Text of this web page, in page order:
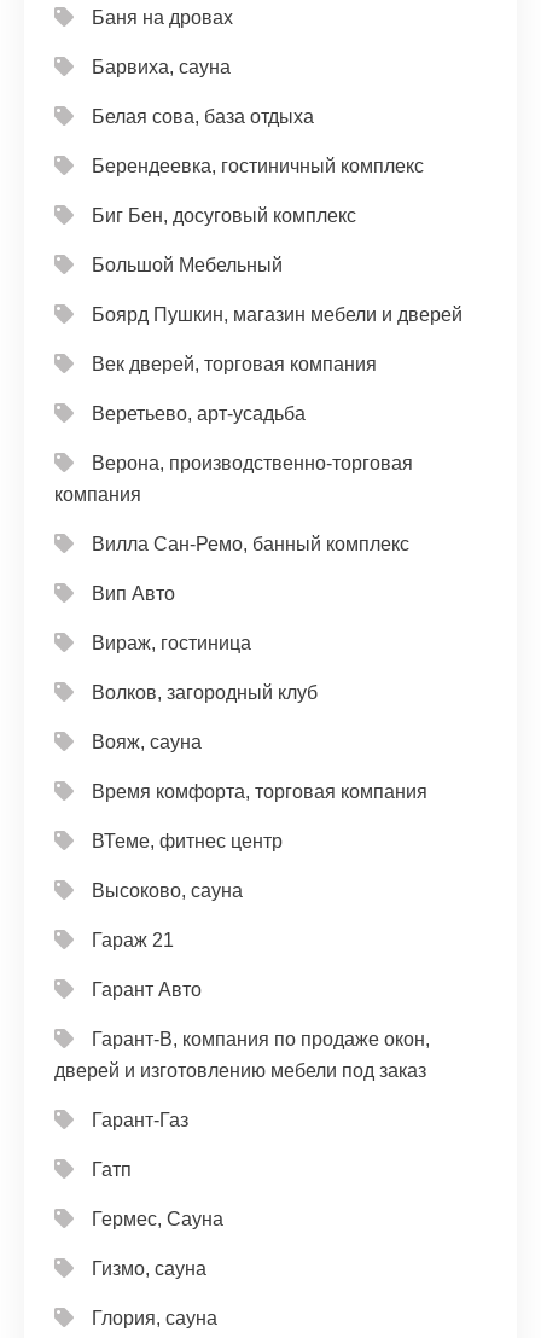
Баня на дровах
Барвиха, сауна
Белая сова, база отдыха
Берендеевка, гостиничный комплекс
Биг Бен, досуговый комплекс
Большой Мебельный
Боярд Пушкин, магазин мебели и дверей
Век дверей, торговая компания
Веретьево, арт-усадьба
Верона, производственно-торговая
компания
Вилла Сан-Ремо, банный комплекс
Вип Авто
Вираж, гостиница
Волков, загородный клуб
Вояж, сауна
Время комфорта, торговая компания
ВТеме, фитнес центр
Высоково, сауна
Гараж 21
Гарант Авто
Гарант-В, компания по продаже окон,
дверей и изготовлению мебели под заказ
Гарант-Газ
Гатп
Гермес, Сауна
Гизмо, сауна
Глория, сауна